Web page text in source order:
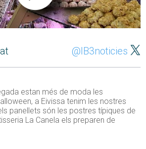
@IB3noticies
estan més de moda les
a Eivissa tenim les nostres
panellets són les postres típiques de
La Canela els preparen de